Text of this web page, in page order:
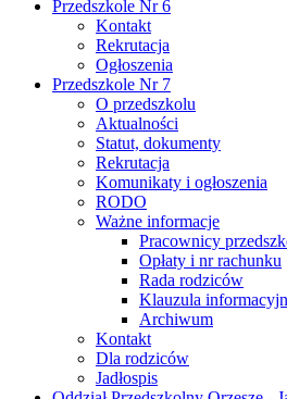
Przedszkole Nr 6
Kontakt
Rekrutacja
Ogłoszenia
Przedszkole Nr 7
O przedszkolu
Aktualności
Statut, dokumenty
Rekrutacja
Komunikaty i ogłoszenia
RODO
Ważne informacje
Pracownicy
Opłaty i nr rachunku
Rada rodziców
Klauzula
Archiwum
Kontakt
Dla rodziców
Jadłospis